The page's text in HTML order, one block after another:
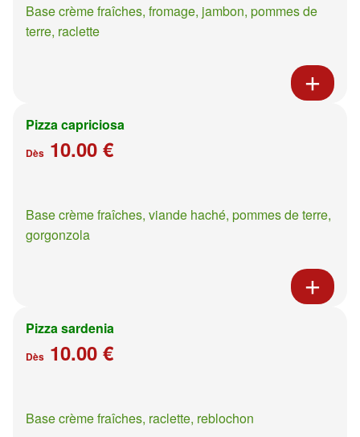
Base crème fraîches, fromage, jambon, pommes de
terre, raclette
Pizza capriciosa
Dès 10.00 €
Base crème fraîches, viande haché, pommes de terre,
gorgonzola
Pizza sardenia
Dès 10.00 €
Base crème fraîches, raclette, reblochon